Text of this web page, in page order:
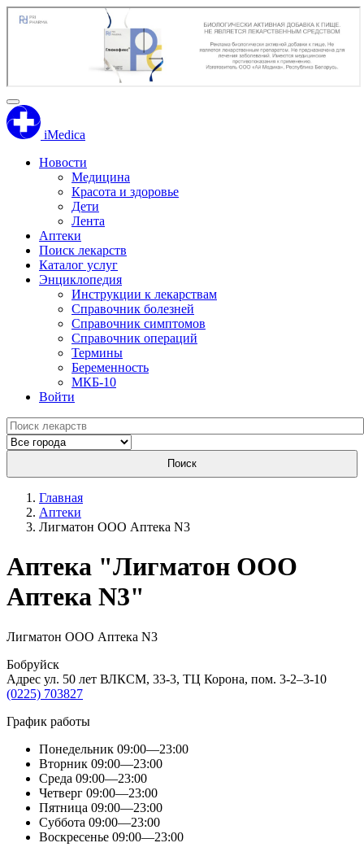
iMedica
Новости
Медицина
Красота и здоровье
Дети
Лента
Аптеки
Поиск лекарств
Каталог услуг
Энциклопедия
Инструкции к лекарствам
Справочник болезней
Справочник симптомов
Справочник операций
Термины
Беременность
МКБ-10
Войти
Поиск
Главная
Аптеки
Лигматон ООО Аптека N3
Aптека "Лигматон ООО
Аптека N3"
Лигматон ООО Аптека N3
Бобруйск
Адрес ул. 50 лет ВЛКСМ, 33-3, ТЦ Корона, пом. 3-2–3-10
(0225) 703827
График работы
Понедельник 09:00—23:00
Вторник 09:00—23:00
Среда 09:00—23:00
Четверг 09:00—23:00
Пятница 09:00—23:00
Суббота 09:00—23:00
Воскресенье 09:00—23:00